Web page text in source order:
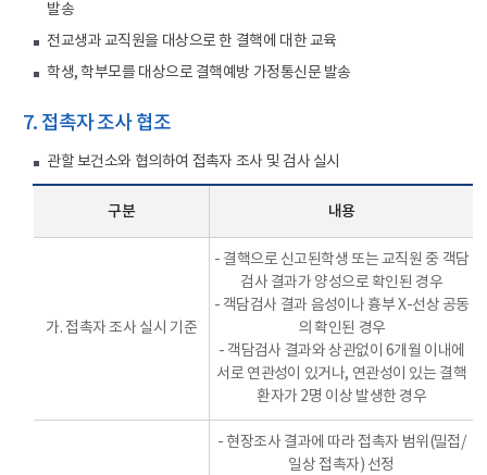
발송
전교생과 교직원을 대상으로 한 결핵에 대한 교육
학생, 학부모를 대상으로 결핵예방 가정통신문 발송
7. 접촉자 조사 협조
관할 보건소와 협의하여 접촉자 조사 및 검사 실시
구분 내용
가. 접촉자 조사 실시 기준
- 결핵으로 신고된학생 또는 교직원 중 객담
검사 결과가 양성으로 확인된 경우
- 객담검사 결과 음성이나 흉부 X-선상 공동
의 확인된 경우
- 객담검사 결과와 상관없이 6개월 이내에
서로 연관성이 있거나, 연관성이 있는 결핵
환자가 2명 이상 발생한 경우
- 현장조사 결과에 따라 접촉자 범위(밀접/
일상 접촉자) 선정